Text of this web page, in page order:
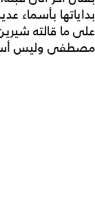
بداياتها بأسماء
على ما قالته
مصطفى وليس